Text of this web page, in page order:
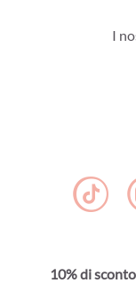
I
10% di sconto